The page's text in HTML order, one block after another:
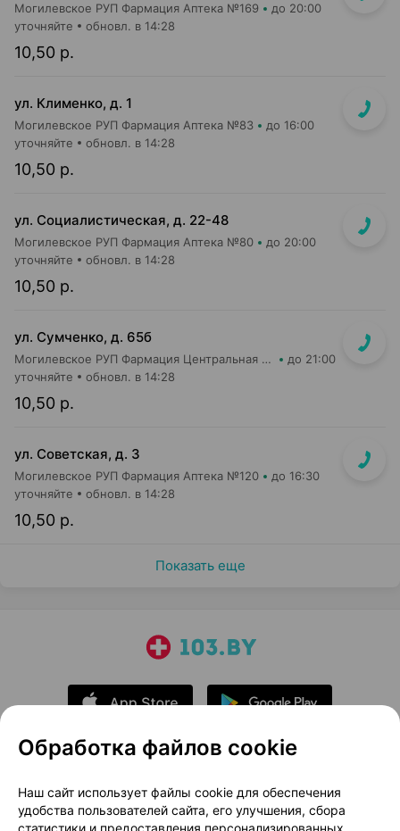
Могилевское РУП Фармация Аптека №169 до 20:00
10,50 р.
уточняйте обновл. в 14:28
ул. Клименко, д. 1
Могилевское РУП Фармация Аптека №83 до 16:00
10,50 р.
уточняйте обновл. в 14:28
ул. Социалистическая, д. 22-48
Могилевское РУП Фармация Аптека №80 до 20:00
10,50 р.
уточняйте обновл. в 14:28
ул. Сумченко, д. 65б
Могилевское РУП Фармация Центральная районная аптека №109 до 21:00
10,50 р.
уточняйте обновл. в 14:28
ул. Советская, д. 3
Могилевское РУП Фармация Аптека №120 до 16:30
10,50 р.
уточняйте обновл. в 14:28
Показать еще
О проекте
Новости проекта
Размещение рекламы
Медицинский маркетинг
Обработка файлов cookie
Наш сайт использует файлы cookie для обеспечения
удобства пользователей сайта, его улучшения, сбора
статистики и предоставления персонализированных